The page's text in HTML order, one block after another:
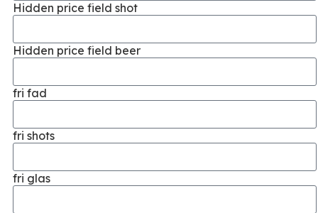
Hidden price field shot
Hidden price field beer
fri fad
fri shots
fri glas